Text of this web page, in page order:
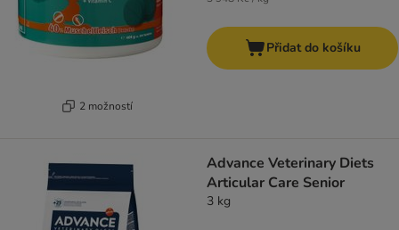
2 možností
Přidat do košíku
Advance Veterinary Diets
Articular Care Senior
3 kg